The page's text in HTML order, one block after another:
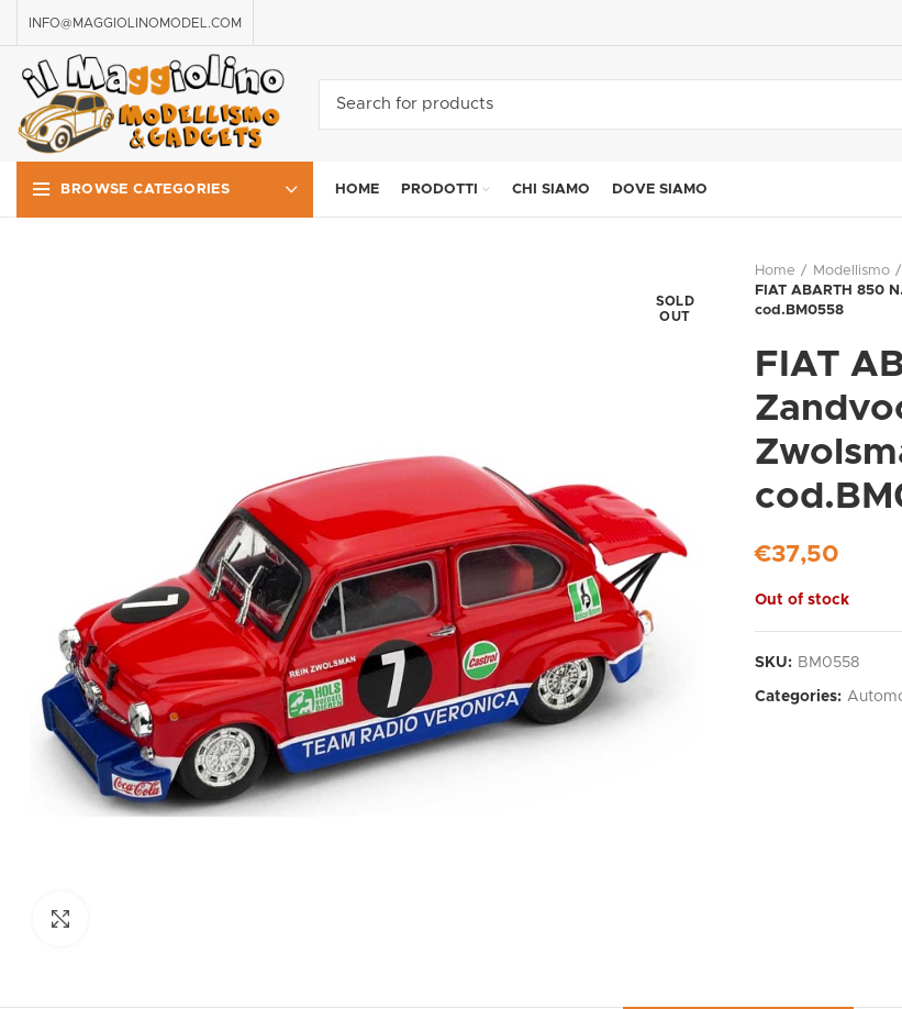
INFO@MAGGIOLINOMODEL.COM
BROWSE CATEGORIES HOME PRODOTTI CHI SIAMO DOVE SIAMO
SOLD
OUT
Home Modellismo
FIAT ABARTH 850
cod.BM0558
FIAT
€37,50
Out of stock
SKU: BM0558
Categories: